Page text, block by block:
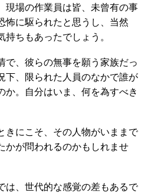
現場の作業員は皆、未曾有の事
怖に駆られたと思うし、当然
持ちもあったでしょう。
で、彼らの無事を願う家族だっ
下、限られた人員のなかで誰が
か。自分はいま、何を為すべき
きにこそ、その人物がいままで
かが問われるのかもしれませ
は、世代的な感覚の差もあるで